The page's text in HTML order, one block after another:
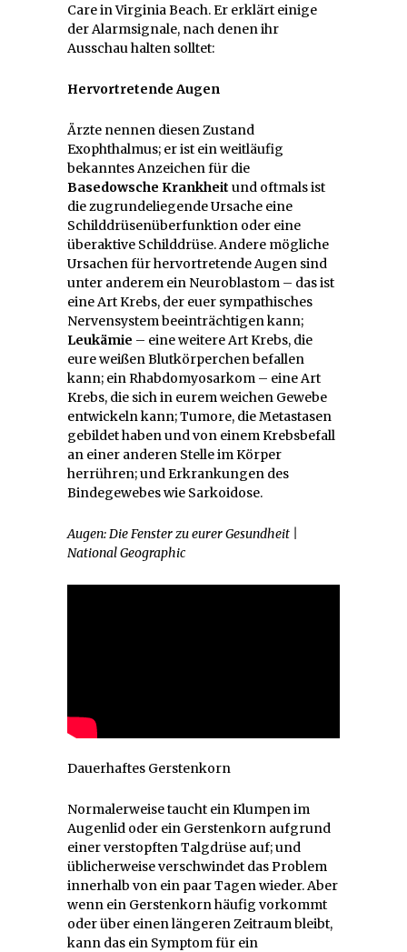
Care in Virginia Beach. Er erklärt einige
der Alarmsignale, nach denen ihr
Ausschau halten solltet:
Hervortretende Augen
Ärzte nennen diesen Zustand
Exophthalmus; er ist ein weitläufig
bekanntes Anzeichen für die
Basedowsche Krankheit und oftmals ist
die zugrundeliegende Ursache eine
Schilddrüsenüberfunktion oder eine
überaktive Schilddrüse. Andere mögliche
Ursachen für hervortretende Augen sind
unter anderem ein Neuroblastom – das ist
eine Art Krebs, der euer sympathisches
Nervensystem beeinträchtigen kann;
Leukämie – eine weitere Art Krebs, die
eure weißen Blutkörperchen befallen
kann; ein Rhabdomyosarkom – eine Art
Krebs, die sich in eurem weichen Gewebe
entwickeln kann; Tumore, die Metastasen
gebildet haben und von einem Krebsbefall
an einer anderen Stelle im Körper
herrühren; und Erkrankungen des
Bindegewebes wie Sarkoidose.
Augen: Die Fenster zu eurer Gesundheit |
National Geographic
Dauerhaftes Gerstenkorn
Normalerweise taucht ein Klumpen im
Augenlid oder ein Gerstenkorn aufgrund
einer verstopften Talgdrüse auf; und
üblicherweise verschwindet das Problem
innerhalb von ein paar Tagen wieder. Aber
wenn ein Gerstenkorn häufig vorkommt
oder über einen längeren Zeitraum bleibt,
kann das ein Symptom für ein